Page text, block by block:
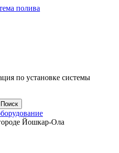
по установке системы
Поиск
Йошкар-Ола